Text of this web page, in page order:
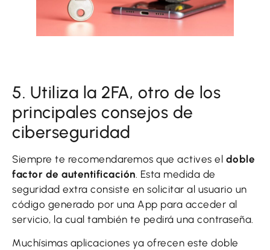
5. Utiliza la 2FA, otro de los
principales consejos de
ciberseguridad
Siempre te recomendaremos que actives el doble
factor de autentificación. Esta medida de
seguridad extra consiste en solicitar al usuario un
código generado por una App para acceder al
servicio, la cual también te pedirá una contraseña.
Muchísimas aplicaciones ya ofrecen este doble